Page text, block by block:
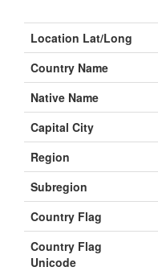
Location Lat/Long
Country Name
Native Name
Capital City
Region
Subregion
Country Flag
Country Flag
Unicode